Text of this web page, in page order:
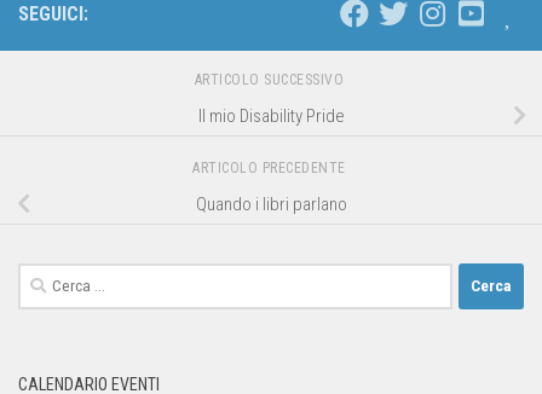
SEGUICI:
ARTICOLO SUCCESSIVO
Il mio Disability Pride
ARTICOLO PRECEDENTE
Quando i libri parlano
CALENDARIO EVENTI